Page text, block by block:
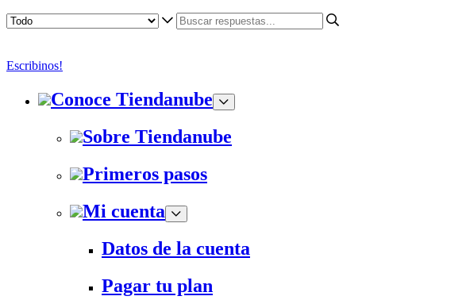
Escribinos!
Conoce Tiendanube
Sobre Tiendanube
Primeros pasos
Mi cuenta
Datos de la cuenta
Pagar tu plan